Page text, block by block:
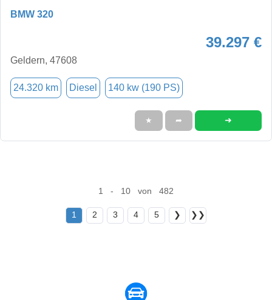
BMW 320
39.297 €
Geldern, 47608
24.320 km Diesel 140 kw (190 PS)
★ ➦ ➜
1 - 10 von 482
1 2 3 4 5 ❯ ❯❯